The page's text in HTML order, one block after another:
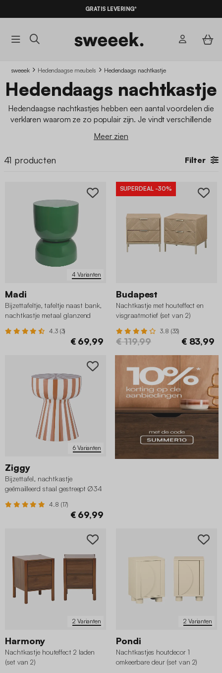
AANBIEDINGEN*MET DE CODE
GRATIS LEVERING*
sweeek Hedendaagse meubels Hedendaags nachtkastje
Hedendaags nachtkastje
Hedendaagse nachtkastjes hebben een aantal voordelen die
verklaren waarom ze zo populair zijn. Je vindt verschillende
klassieke ontwerp tot hun moderne versie. Ze bieden
functionaliteit die de inrichting van je slaapkamer kunnen
nachtkastjes die aan je wensen voldoen.
Meer zien
41 producten Filter
4 Varianten
Madi
Bijzettafeltje, tafeltje naast bank,
nachtkastje metaal glanzend
4.3 (3)
€ 69,99
SUPERDEAL -30%
Budapest
Nachtkastje met houteffect en
visgraatmotief (set van 2)
3.8 (33)
€ 119,99 € 83,99
6 Varianten
Ziggy
Bijzettafel, nachtkastje
geëmailleerd staal gestreept Ø34
4.8 (17)
€ 69,99
2 Varianten
Harmony
Nachtkastje houteffect 2 laden
(set van 2)
2 Varianten
Pondi
Nachtkastjes houtdecor 1
omkeerbare deur (set van 2)